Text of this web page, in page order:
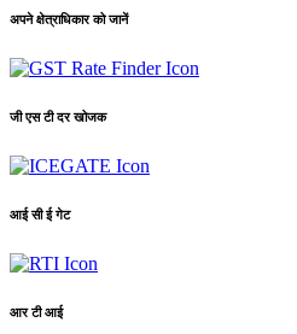
अपने क्षेत्राधिकार को जानें
जी एस टी दर खोजक
आई सी ई गेट
आर टी आई